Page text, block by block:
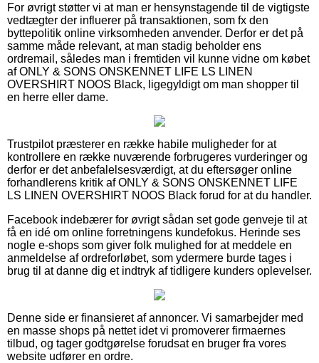
For øvrigt støtter vi at man er hensynstagende til de vigtigste
vedtægter der influerer på transaktionen, som fx den
byttepolitik online virksomheden anvender. Derfor er det på
samme måde relevant, at man stadig beholder ens
ordremail, således man i fremtiden vil kunne vidne om købet
af ONLY & SONS ONSKENNET LIFE LS LINEN
OVERSHIRT NOOS Black, ligegyldigt om man shopper til
en herre eller dame.
Trustpilot præsterer en række habile muligheder for at
kontrollere en række nuværende forbrugeres vurderinger og
derfor er det anbefalelsesværdigt, at du eftersøger online
forhandlerens kritik af ONLY & SONS ONSKENNET LIFE
LS LINEN OVERSHIRT NOOS Black forud for at du handler.
Facebook indebærer for øvrigt sådan set gode genveje til at
få en idé om online forretningens kundefokus. Herinde ses
nogle e-shops som giver folk mulighed for at meddele en
anmeldelse af ordreforløbet, som ydermere burde tages i
brug til at danne dig et indtryk af tidligere kunders oplevelser.
Denne side er finansieret af annoncer. Vi samarbejder med
en masse shops på nettet idet vi promoverer firmaernes
tilbud, og tager godtgørelse forudsat en bruger fra vores
website udfører en ordre.